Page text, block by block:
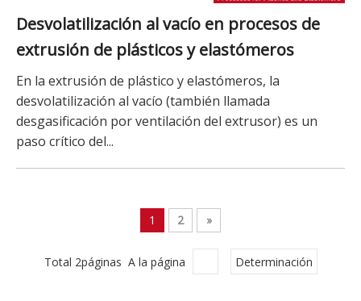
Desvolatilización al vacío en procesos de
extrusión de plásticos y elastómeros
En la extrusión de plástico y elastómeros, la
desvolatilización al vacío (también llamada
desgasificación por ventilación del extrusor) es un
paso crítico del...
1 2 »
Total 2páginas A la página Determinación